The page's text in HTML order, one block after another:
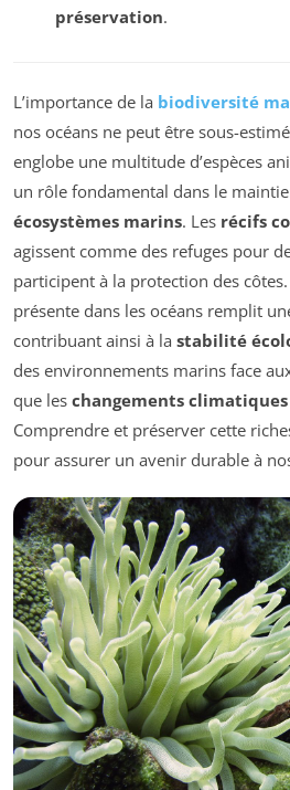
préservation.
L’importance de la biodiversité
nos océans ne peut être sous-
englobe une multitude d’espèces
un rôle fondamental dans le
écosystèmes marins. Les récifs
agissent comme des refuges pour
participent à la protection des
présente dans les océans remplit
contribuant ainsi à la stabilité
des environnements marins face
que les changements climatiques
Comprendre et préserver cette
pour assurer un avenir durable à